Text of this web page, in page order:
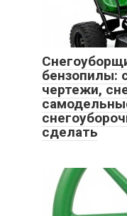
бензопилы:
чертежи,
сделать